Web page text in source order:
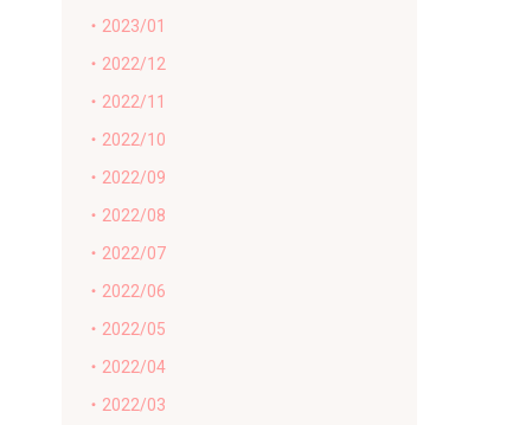
・2023/01
・2022/12
・2022/11
・2022/10
・2022/09
・2022/08
・2022/07
・2022/06
・2022/05
・2022/04
・2022/03